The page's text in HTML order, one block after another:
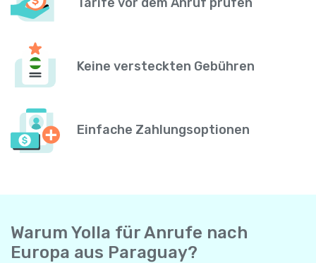
Keine versteckten Gebühren
Einfache Zahlungsoptionen
Warum Yolla für Anrufe nach
Europa aus Paraguay?